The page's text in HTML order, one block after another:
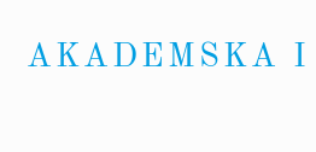
AKADEMSKA I